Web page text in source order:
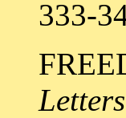
333-